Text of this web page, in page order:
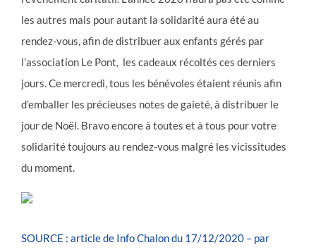
les autres mais pour autant la solidarité aura été au
rendez-vous, afin de distribuer aux enfants gérés par
l’association Le Pont, les cadeaux récoltés ces derniers
jours. Ce mercredi, tous les bénévoles étaient réunis afin
d’emballer les précieuses notes de gaieté, à distribuer le
jour de Noël. Bravo encore à toutes et à tous pour votre
solidarité toujours au rendez-vous malgré les vicissitudes
du moment.
SOURCE : article de Info Chalon du 17/12/2020 – par